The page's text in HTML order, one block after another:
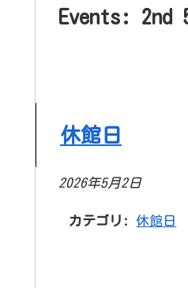
Events: 2nd
休館日
2026年5月2日
カテゴリ: 休館日